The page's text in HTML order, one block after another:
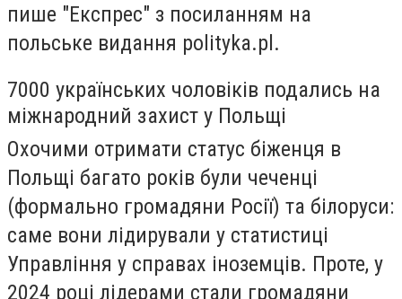
пише "Експрес" з посиланням на
польське видання polityka.pl.
7000 українських чоловіків подались на
міжнародний захист у Польщі
Охочими отримати статус біженця в
Польщі багато років були чеченці
(формально громадяни Росії) та білоруси:
саме вони лідирували у статистиці
Управління у справах іноземців. Проте, у
2024 році лідерами стали громадяни